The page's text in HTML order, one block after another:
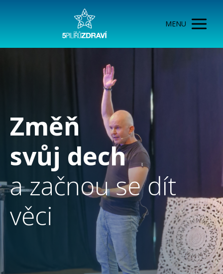
MENU
Změň
svůj dech
a začnou se dít
věci